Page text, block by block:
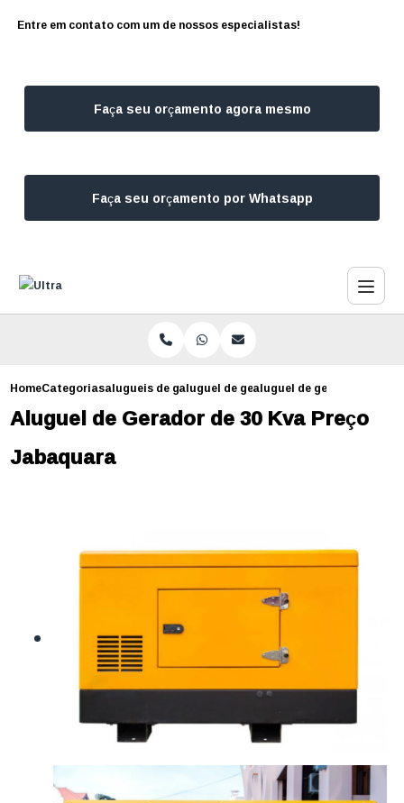
Entre em contato com um de nossos especialistas!
Faça seu orçamento agora mesmo
Faça seu orçamento por Whatsapp
HomeCategoriasalugueis de geradoresaluguel de gerador 500 kva campo belo
aluguel de gerador de 30
Aluguel de Gerador de 30 Kva Preço
Jabaquara